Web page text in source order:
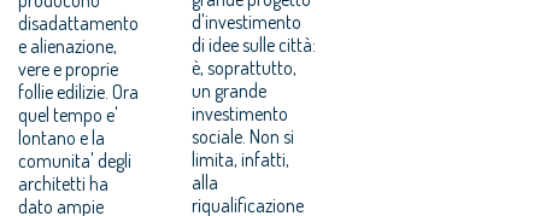
disadattamento
e alienazione,
vere e proprie
follie edilizie. Ora
quel tempo e'
lontano e la
comunita' degli
architetti ha
dato ampie
d'investimento
di idee sulle città:
è, soprattutto,
un grande
investimento
sociale. Non si
limita, infatti,
alla
riqualificazione